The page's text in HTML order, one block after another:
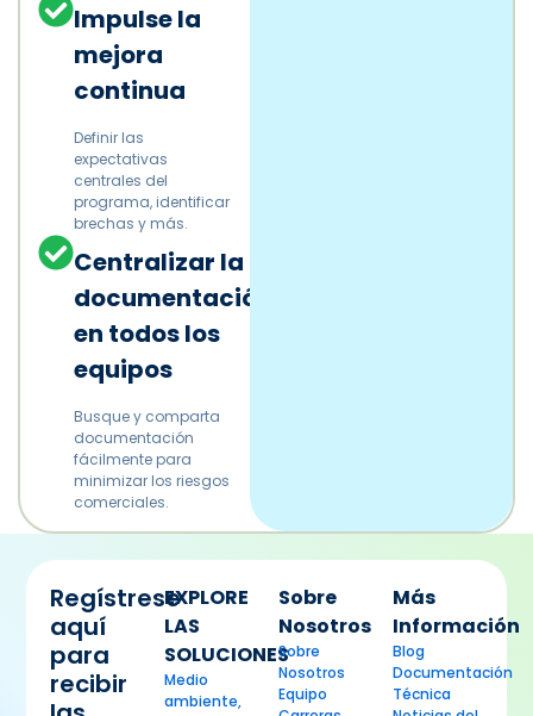
Impulse la
mejora
continua
Definir las
expectativas
centrales del
programa, identificar
brechas y más.
Centralizar la
documentación
en todos los
equipos
Busque y comparta
documentación
fácilmente para
minimizar los riesgos
comerciales.
Regístrese
aquí
para
recibir
EXPLORE
LAS
SOLUCIONES
Medio
ambiente,
Sobre
Nosotros
Sobre
Nosotros
Equipo
Más
Información
Blog
Documentación
Técnica